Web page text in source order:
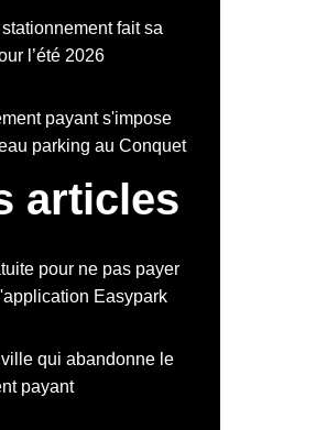
fait sa
l’été 2026
payant s'impose
parking au Conquet
articles
pour ne pas payer
Easypark
qui abandonne le
payant